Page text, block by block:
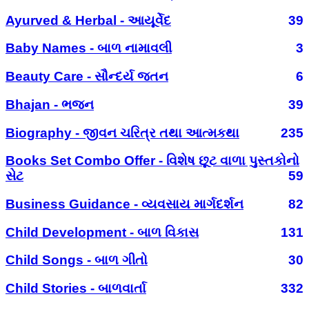
Ayurved & Herbal - આયૂર્વેદ
39
Baby Names - બાળ નામાવલી
3
Beauty Care - સૌન્દર્ય જતન
6
Bhajan - ભજન
39
Biography - જીવન ચરિત્ર તથા આત્મકથા
235
Books Set Combo Offer - વિશેષ છૂટ વાળા પુસ્તકોનો
સેટ
59
Business Guidance - વ્યવસાય માર્ગદર્શન
82
Child Development - બાળ વિકાસ
131
Child Songs - બાળ ગીતો
30
Child Stories - બાળવાર્તા
332